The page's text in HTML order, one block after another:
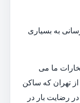
به بسیاری
ما می
تهران که ساکن
رضایت بار در